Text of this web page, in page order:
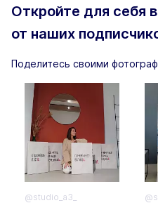
Откройте для себя
от наших
Поделитесь своими
@studio_a3_